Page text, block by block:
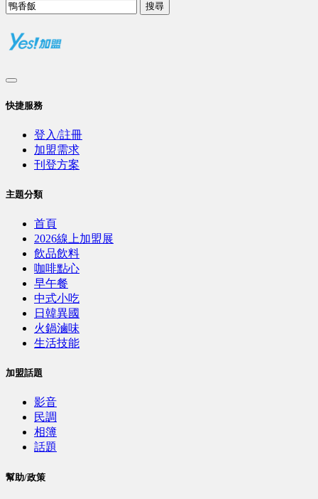
搜尋
快捷服務
登入/註冊
加盟需求
刊登方案
主題分類
首頁
2026線上加盟展
飲品飲料
咖啡點心
早午餐
中式小吃
日韓異國
火鍋滷味
生活技能
加盟話題
影音
民調
相簿
話題
幫助/政策